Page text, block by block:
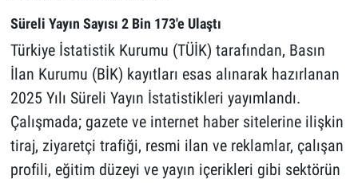
Süreli Yayın Sayısı 2 Bin 173'e Ulaştı
Türkiye İstatistik Kurumu (TÜİK) tarafından, Basın
İlan Kurumu (BİK) kayıtları esas alınarak hazırlanan
2025 Yılı Süreli Yayın İstatistikleri yayımlandı.
Çalışmada; gazete ve internet haber sitelerine ilişkin
tiraj, ziyaretçi trafiği, resmi ilan ve reklamlar, çalışan
profili, eğitim düzeyi ve yayın içerikleri gibi sektörün